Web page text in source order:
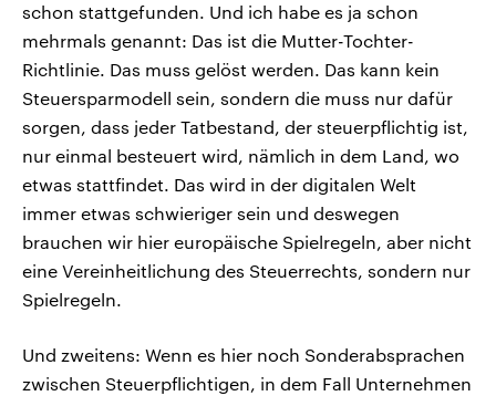
schon stattgefunden. Und ich habe es ja schon
mehrmals genannt: Das ist die Mutter-Tochter-
Richtlinie. Das muss gelöst werden. Das kann kein
Steuersparmodell sein, sondern die muss nur dafür
sorgen, dass jeder Tatbestand, der steuerpflichtig ist,
nur einmal besteuert wird, nämlich in dem Land, wo
etwas stattfindet. Das wird in der digitalen Welt
immer etwas schwieriger sein und deswegen
brauchen wir hier europäische Spielregeln, aber nicht
eine Vereinheitlichung des Steuerrechts, sondern nur
Spielregeln.
Und zweitens: Wenn es hier noch Sonderabsprachen
zwischen Steuerpflichtigen, in dem Fall Unternehmen